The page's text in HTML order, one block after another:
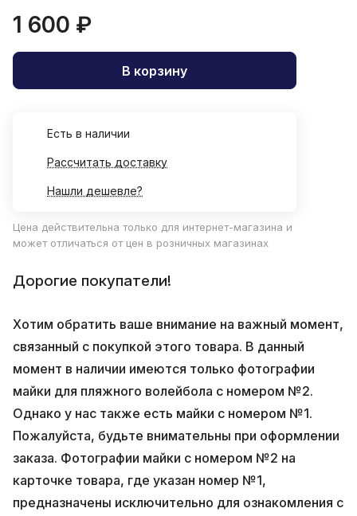
1 600 ₽
В корзину
Есть в наличии
Рассчитать доставку
Нашли дешевле?
Цена действительна только для интернет-магазина и
может отличаться от цен в розничных магазинах
Дорогие покупатели!
Хотим обратить ваше внимание на важный момент,
связанный с покупкой этого товара. В данный
момент в наличии имеются только фотографии
майки для пляжного волейбола с номером №2.
Однако у нас также есть майки с номером №1.
Пожалуйста, будьте внимательны при оформлении
заказа. Фотографии майки с номером №2 на
карточке товара, где указан номер №1,
предназначены исключительно для ознакомления с